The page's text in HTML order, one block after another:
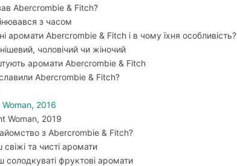
Abercrombie & Fitch?
з часом
аромати Abercrombie & Fitch і в чому їхня особливість?
чоловічий чи жіночий
аромати Abercrombie & Fitch
Abercrombie & Fitch?
2016
Woman, 2019
з Abercrombie & Fitch?
та чисті аромати
фруктові аромати